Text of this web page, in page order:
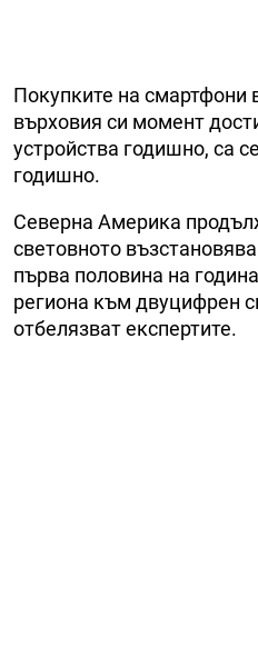
Покупките на смартфони
върховия си момент
устройства годишно, са
годишно.
Северна Америка
световното
първа половина на
региона към двуцифрен
отбелязват експертите.